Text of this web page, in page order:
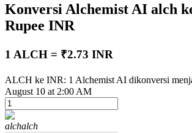
USDT Berjangka
Kontrak berjangka menggunakan USDT
Konversi Alchemist AI alch
Rupee INR
1 ALCH = ₹2.73 INR
ALCH ke INR: 1 Alchemist AI dikonversi
August 10 at 2:00 AM
alchalch